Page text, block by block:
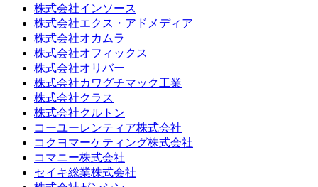
株式会社インソース
株式会社エクス・アドメディア
株式会社オカムラ
株式会社オフィックス
株式会社オリバー
株式会社カワグチマック工業
株式会社クラス
株式会社クルトン
コーユーレンティア株式会社
コクヨマーケティング株式会社
コマニー株式会社
セイキ総業株式会社